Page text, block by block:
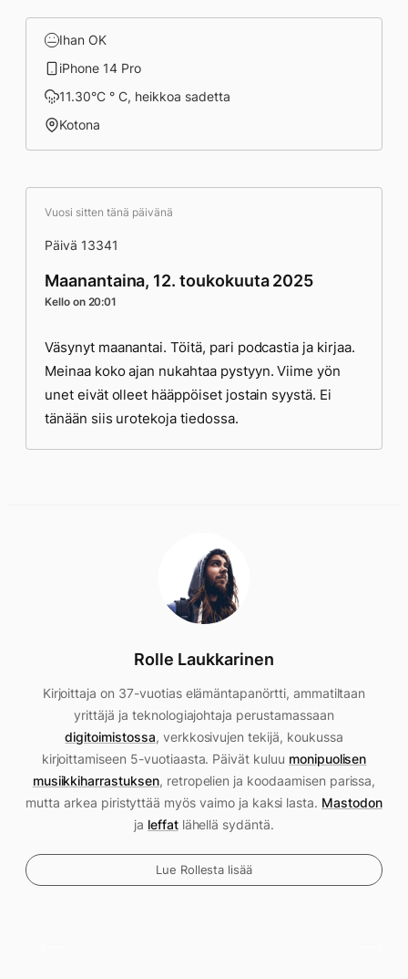
Ihan OK
iPhone 14 Pro
11.30°C ° C, heikkoa sadetta
Kotona
Vuosi sitten tänä päivänä
Päivä 13341
Maanantaina, 12. toukokuuta 2025
Kello on 20:01
Väsynyt maanantai. Töitä, pari podcastia ja kirjaa.
Meinaa koko ajan nukahtaa pystyyn. Viime yön
unet eivät olleet hääppöiset jostain syystä. Ei
tänään siis urotekoja tiedossa.
Rolle Laukkarinen
Kirjoittaja on 37-vuotias elämäntapanörtti, ammatiltaan
yrittäjä ja teknologiajohtaja perustamassaan
digitoimistossa, verkkosivujen tekijä, koukussa
kirjoittamiseen 5-vuotiaasta. Päivät kuluu monipuolisen
musiikkiharrastuksen, retropelien ja koodaamisen parissa,
mutta arkea piristyttää myös vaimo ja kaksi lasta. Mastodon
ja leffatlähellä sydäntä.
Lue Rollesta lisää